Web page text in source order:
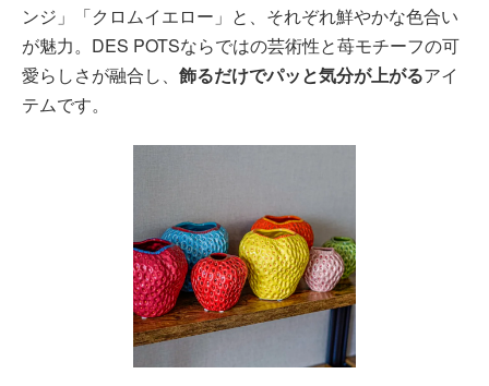
ンジ」「クロムイエロー」と、それぞれ鮮やかな色合い
が魅力。DES POTSならではの芸術性と苺モチーフの可
愛らしさが融合し、 飾るだけでパッと気分が上がるアイ
テムです。